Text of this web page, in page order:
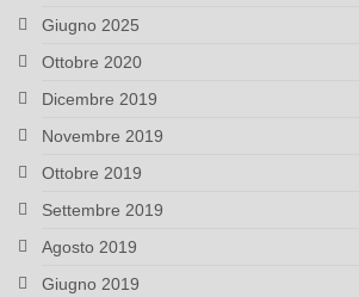
Giugno 2025
Ottobre 2020
Dicembre 2019
Novembre 2019
Ottobre 2019
Settembre 2019
Agosto 2019
Giugno 2019